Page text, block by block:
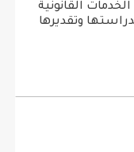
القانونية
وتقديرها